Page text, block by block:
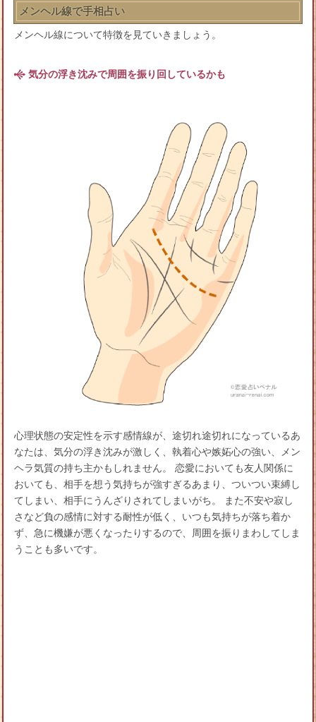
メンヘル線で手相占い
メンヘル線について特徴を見ていきましょう。
気分の浮き沈みで周囲を振り回しているかも
心理状態の安定性を示す感情線が、途切れ途切れになっているあ
なたは、気分の浮き沈みが激しく、執着心や嫉妬心の強い、メン
ヘラ気質の持ち主かもしれません。 恋愛においても友人関係に
おいても、相手を想う気持ちが強すぎるあまり、ついつい束縛し
てしまい、相手にうんざりされてしまいがち。 また不安や寂し
さなど負の感情に対する耐性が低く、いつも気持ちが落ち着か
ず、急に機嫌が悪くなったりするので、周囲を振りまわしてしま
うことも多いです。